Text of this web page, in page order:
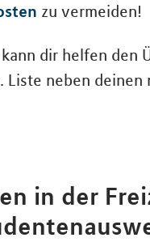
zu vermeiden!
kann dir helfen den
neben deinen
in der